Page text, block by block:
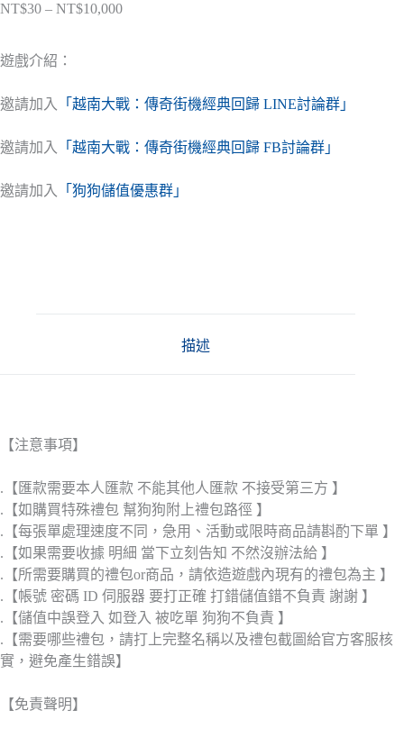
NT$30 – NT$10,000價
NT$30
到
遊戲介紹：
邀請加入 「越南大戰：傳奇街機經典回歸 LINE討論群」
邀請加入 「越南大戰：傳奇街機經典回歸 FB討論群」
邀請加入 「狗狗儲值優惠群」
描述
【注意事項】
.【匯款需要本人匯款 不能其他人匯款 不接受第三方 】
.【如購買特殊禮包 幫狗狗附上禮包路徑 】
.【每張單處理速度不同，急用、活動或限時商品請斟酌下單 】
.【如果需要收據 明細 當下立刻告知 不然沒辦法給 】
.【所需要購買的禮包or商品，請依造遊戲內現有的禮包為主 】
.【帳號 密碼 ID 伺服器 要打正確 打錯儲值錯不負責 謝謝 】
.【儲值中誤登入 如登入 被吃單 狗狗不負責 】
.【需要哪些禮包，請打上完整名稱以及禮包截圖給官方客服核
實，避免產生錯誤】
【免責聲明】